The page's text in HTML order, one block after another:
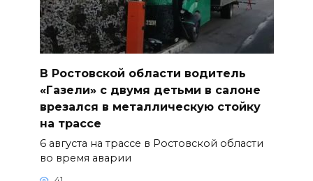
В Ростовской области водитель
«Газели» с двумя детьми в салоне
врезался в металлическую стойку
на трассе
6 августа на трассе в Ростовской области
во время аварии